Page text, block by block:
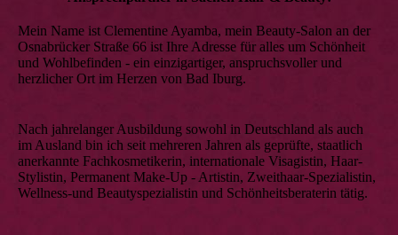
Mein Name ist Clementine Ayamba, mein Beauty-Salon an der
Osnabrücker Straße 66 ist Ihre Adresse für alles um Schönheit
und Wohlbefinden - ein einzigartiger, anspruchsvoller und
herzlicher Ort im Herzen von Bad Iburg.
Nach jahrelanger Ausbildung sowohl in Deutschland als auch
im Ausland bin ich seit mehreren Jahren als geprüfte, staatlich
anerkannte Fachkosmetikerin, inter­nationale Visagistin, Haar-
Stylistin, Permanent Make-Up - Artistin, Zweithaar-Spezialistin,
Wellness-und Beautyspezialistin und Schönheitsberaterin tätig.